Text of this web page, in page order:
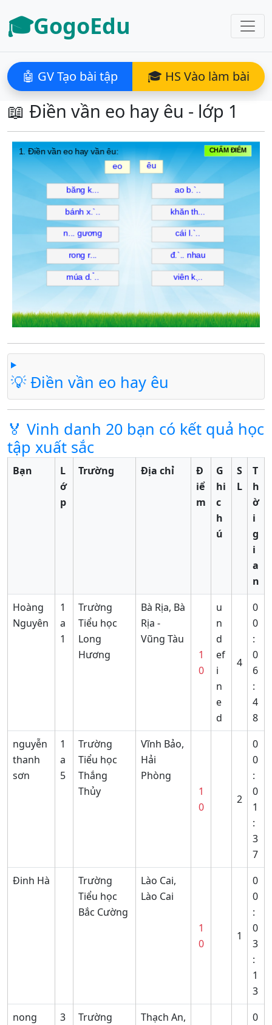
🎓GogoEdu
🤖 GV Tạo bài tập 🎓 HS Vào làm bài
📖 Điền vần eo hay êu - lớp 1
💡 Điền vần eo hay êu
🏅 Vinh danh 20 bạn có kết quả học
tập xuất sắc
Bạn
L
ớ
p
Trường Địa chỉ
Đ
iể
m
G
hi
c
h
ú
S
L
T
h
ờ
i
g
i
a
n
Hoàng
Nguyên
1
a
1
Trường
Tiểu học
Long
Hương
Bà Rịa, Bà
Rịa -
Vũng Tàu
1
0
u
n
d
ef
i
n
e
d
4
0
0
:
0
6
:
4
8
nguyễn
thanh
sơn
1
a
5
Trường
Tiểu học
Thắng
Thủy
Vĩnh Bảo,
Hải
Phòng
1
0
2
0
0
:
0
1
:
3
7
Đinh Hà
Trường
Tiểu học
Bắc Cường
Lào Cai,
Lào Cai
1
0
1
0
0
:
0
3
:
1
3
nong
3
Trường
Thạch An,
0